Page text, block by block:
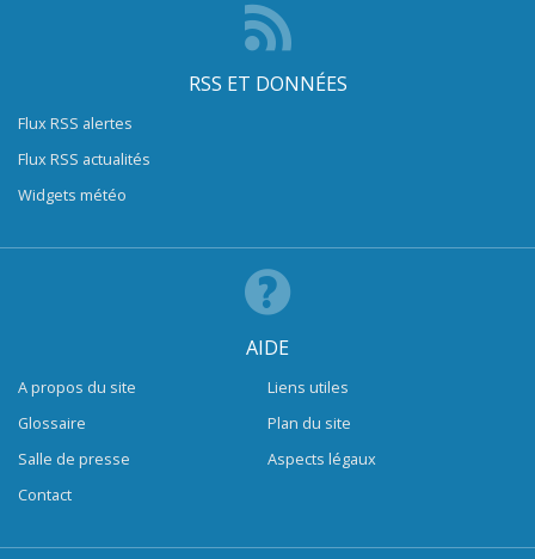
RSS ET DONNÉES
Flux RSS alertes
Flux RSS actualités
Widgets météo
AIDE
A propos du site
Glossaire
Salle de presse
Contact
Liens utiles
Plan du site
Aspects légaux